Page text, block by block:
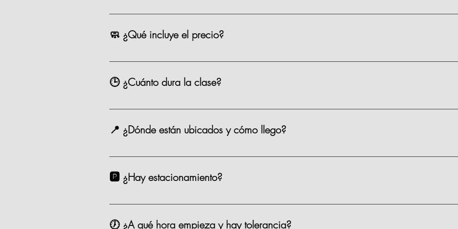
La mayoría de nuestras opciones tienen un precio de $1,590 MXN por persona, existen algunas
🧼 ¿Qué incluye el precio?
Chef, ingredientes, mandil, bebida, materiales, limpieza y servicio.
🕒 ¿Cuánto dura la clase?
Entre 2.5 y 3 horas.
📍 ¿Dónde están ubicados y cómo llego?
Estamos en Andador Prado Norte Piso 2, Prado Norte 420, en Lomas de Chapultepec, CDMX.
taxi. 🗺️ Google Maps Como Llegar?
🅿️ ¿Hay estacionamiento?
Sí. Contamos con valet parking en el sótano 1 de la plaza. Costo: $35 por hora. También hay
🕖 ¿A qué hora empieza y hay tolerancia?